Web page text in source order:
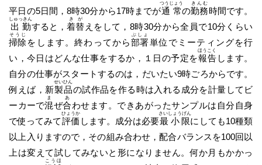
平日の5日間，8時30分から17時までが通常
つうじょう
の勤務
きんむ
時間です。
出勤
しゅっきん
すると，着替
きが
えをして，8時30分から全員で10分くらい
掃除
そうじ
をします。終わってから部署
ぶしょ
単位でミーティングを行
い，今日はどんな仕事をするか，１日の予定を報告
ほうこく
します。
自分の仕事がスタートするのは，だいたい9時ごろからです。
例えば，新製品
せいひん
の試作品を作る時は入れる成分を計量してビ
ーカーで混
ま
ぜ合
あ
わせます。できあがったサンプルは自分自身
で使ってみて評価
ひょうか
します。成分は必要最小限
さいしょうげん
にしても10種類
以上入りますので，その組み合わせ，配合バランスを100回以
上は変えて試してみないと形になりません。何か月もかかっ
こうほ